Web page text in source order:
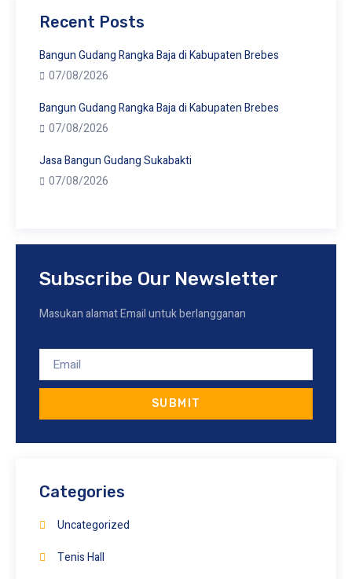
Recent Posts
Bangun Gudang Rangka Baja di Kabupaten Brebes
07/08/2026
Bangun Gudang Rangka Baja di Kabupaten Brebes
07/08/2026
Jasa Bangun Gudang Sukabakti
07/08/2026
Subscribe Our Newsletter
Masukan alamat Email untuk berlangganan
SUBMIT
Categories
Uncategorized
Tenis Hall